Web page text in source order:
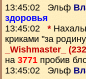
13:45:02 Эльф
здоровья
13:45:02 *
криками "за
_Wishmaster_
на 3771 пробив
13:45:02 Эльф